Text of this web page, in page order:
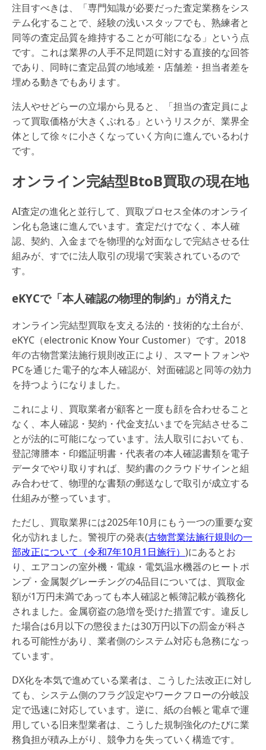
注目すべきは、「専門知識が必要だった査定業務をシス
テム化することで、経験の浅いスタッフでも、熟練者と
同等の査定品質を維持することが可能になる」という点
です。これは業界の人手不足問題に対する直接的な回答
であり、同時に査定品質の地域差・店舗差・担当者差を
埋める動きでもあります。
法人やせどらーの立場から見ると、「担当の査定員によ
って買取価格が大きくぶれる」というリスクが、業界全
体として徐々に小さくなっていく方向に進んでいるわけ
です。
オンライン完結型BtoB買取の現在地
AI査定の進化と並行して、買取プロセス全体のオンライ
ン化も急速に進んでいます。査定だけでなく、本人確
認、契約、入金までを物理的な対面なしで完結させる仕
組みが、すでに法人取引の現場で実装されているので
す。
eKYCで「本人確認の物理的制約」が消えた
オンライン完結型買取を支える法的・技術的な土台が、
eKYC（electronic Know Your Customer）です。2018
年の古物営業法施行規則改正により、スマートフォンや
PCを通じた電子的な本人確認が、対面確認と同等の効力
を持つようになりました。
これにより、買取業者が顧客と一度も顔を合わせること
なく、本人確認・契約・代金支払いまでを完結させるこ
とが法的に可能になっています。法人取引においても、
登記簿謄本・印鑑証明書・代表者の本人確認書類を電子
データでやり取りすれば、契約書のクラウドサインと組
み合わせて、物理的な書類の郵送なしで取引が成立する
仕組みが整っています。
ただし、買取業界には2025年10月にもう一つの重要な変
化が訪れました。警視庁の発表(古物営業法施行規則の一
部改正について（令和7年10月1日施行） )にあるとお
り、エアコンの室外機・電線・電気温水機器のヒートポ
ンプ・金属製グレーチングの4品目については、買取金
額が1万円未満であっても本人確認と帳簿記載が義務化
されました。金属窃盗の急増を受けた措置です。違反し
た場合は6月以下の懲役または30万円以下の罰金が科さ
れる可能性があり、業者側のシステム対応も急務になっ
ています。
DX化を本気で進めている業者は、こうした法改正に対し
ても、システム側のフラグ設定やワークフローの分岐設
定で迅速に対応しています。逆に、紙の台帳と電卓で運
用している旧来型業者は、こうした規制強化のたびに業
務負担が積み上がり、競争力を失っていく構造です。